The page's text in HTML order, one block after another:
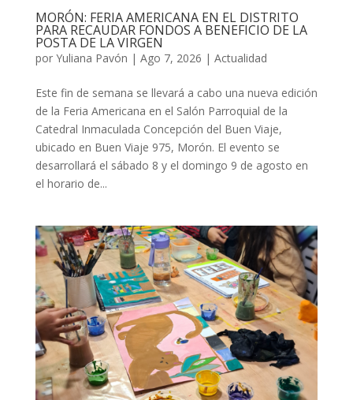
MORÓN: FERIA AMERICANA EN EL DISTRITO
PARA RECAUDAR FONDOS A BENEFICIO DE LA
POSTA DE LA VIRGEN
por Yuliana Pavón | Ago 7, 2026 | Actualidad
Este fin de semana se llevará a cabo una nueva edición
de la Feria Americana en el Salón Parroquial de la
Catedral Inmaculada Concepción del Buen Viaje,
ubicado en Buen Viaje 975, Morón. ​El evento se
desarrollará el sábado 8 y el domingo 9 de agosto en
el horario de...